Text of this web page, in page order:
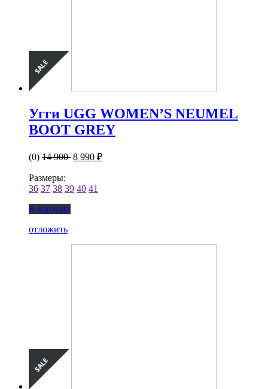
Угги UGG WOMEN’S NEUMEL
BOOT GREY
(0) 14 900 8 990 ₽
Размеры:
36 37 38 39 40 41
В корзину
отложить